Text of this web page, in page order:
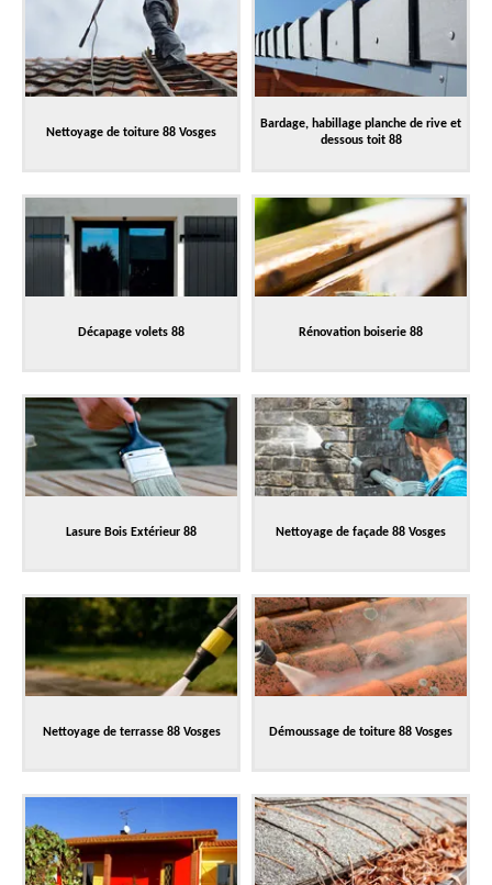
Nettoyage de toiture 88 Vosges
Bardage, habillage planche de rive et
dessous toit 88
Décapage volets 88 Rénovation boiserie 88
Lasure Bois Extérieur 88 Nettoyage de façade 88 Vosges
Nettoyage de terrasse 88 Vosges Démoussage de toiture 88 Vosges